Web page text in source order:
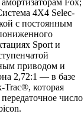
4X4 Selec-
с постоянным
Sport и
приводом и
2,72:1 — в базе
Trac®, которая
число